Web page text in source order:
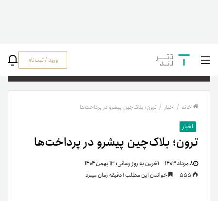
ورود / ثبت‌نام
خانه / اخبار / ترون؛ بلاک‌چین پیشرو در پرداخت‌ها
اخبار
ترون؛ بلاک‌چین پیشرو در پرداخت‌ها
۸ مرداد ۱۴۰۳ آخرین به روز رسانی:۱۳ بهمن ۱۴۰۴
خواندن این مطلب 1 دقیقه زمان میبرد